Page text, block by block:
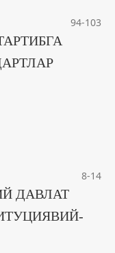
94-103
8-14
ДАВЛАТ